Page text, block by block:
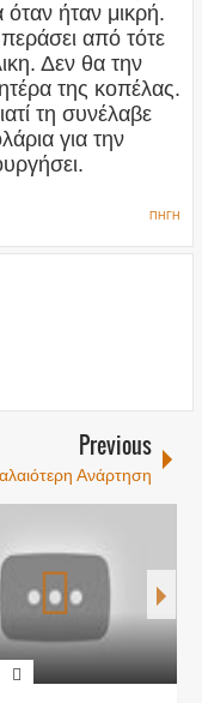
όταν ήταν μικρή.
από τότε
Δεν θα την
της κοπέλας.
τη συνέλαβε
για την
ΠΗΓΗ
Previous
Ανάρτηση